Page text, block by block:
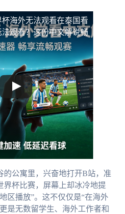
海外无法观看在泰国看
观看？这份中文解说畅
的公寓里，兴奋地打开B站，准
界杯比赛，屏幕上却冰冷地提
区播放”。这不仅仅是“在海外
是无数留学生、海外工作者和